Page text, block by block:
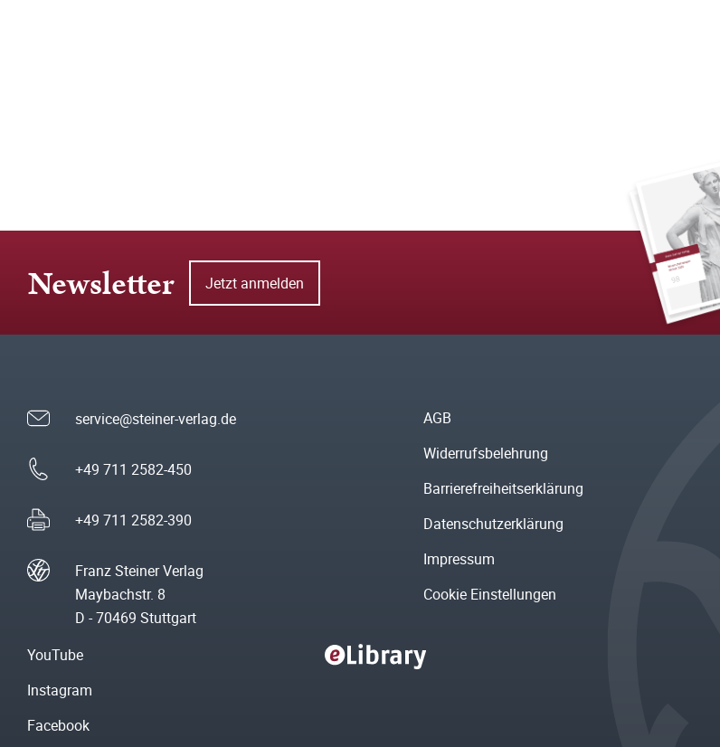
Newsletter Jetzt anmelden
service@steiner-verlag.de
+49 711 2582-450
+49 711 2582-390
Franz Steiner Verlag
Maybachstr. 8
D - 70469 Stuttgart
AGB
Widerrufsbelehrung
Barrierefreiheitserklärung
Datenschutzerklärung
Impressum
Cookie Einstellungen
YouTube
Instagram
Facebook